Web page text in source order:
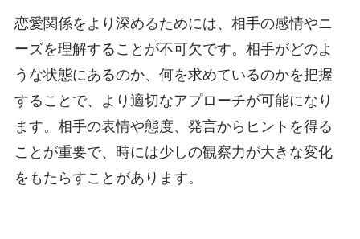
恋愛関係をより深めるためには、相手の感情やニ
ーズを理解することが不可欠です。相手がどのよ
うな状態にあるのか、何を求めているのかを把握
することで、より適切なアプローチが可能になり
ます。相手の表情や態度、発言からヒントを得る
ことが重要で、時には少しの観察力が大きな変化
をもたらすことがあります。